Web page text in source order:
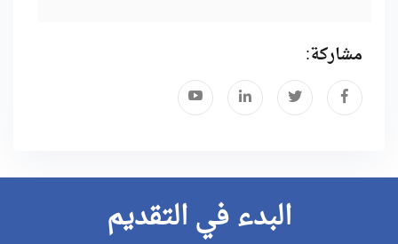
مشاركة:
البدء في التقديم